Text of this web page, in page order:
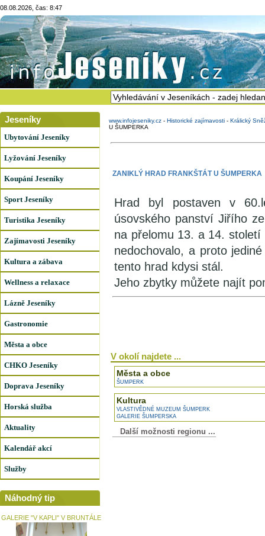
08.08.2026, čas: 8:47
Jeseníky
Ubytování Jeseníky
Lyžování Jeseníky
Koupání Jeseníky
Sport Jeseníky
Turistika Jeseníky
Zajímavosti Jeseníky
Kultura a zábava
Wellness a relaxace
Lázně Jeseníky
Gastronomie
Města a obce
CHKO Jeseníky
Doprava Jeseníky
Horská služba
Aktuality
Kalendář akcí
Služby
Náhodný tip
GALERIE "V KAPLI" V BRUNTÁLE
www.infojeseniky.cz - Historické zajímavosti - Králický
U ŠUMPERKA
ZANIKLÝ HRAD FRANKŠTÁT U ŠUMPERKA
Hrad byl postaven v
úsovského panství Jiřího
na přelomu 13. a 14.
nedochovalo, a proto
tento hrad kdysi stál.
Jeho zbytky můžete najít
V okolí najdete ...
Města a obce
ŠUMPERK
Kultura
VLASTIVĚDNÉ MUZEUM ŠUMPERK
GALERIE ŠUMPERSKA
Další možnosti regionu ...